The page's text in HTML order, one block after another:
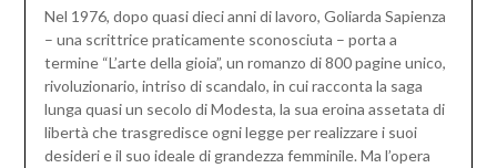
Nel 1976, dopo quasi dieci anni di lavoro, Goliarda Sapienza
– una scrittrice praticamente sconosciuta – porta a
termine “L’arte della gioia”, un romanzo di 800 pagine unico,
rivoluzionario, intriso di scandalo, in cui racconta la saga
lunga quasi un secolo di Modesta, la sua eroina assetata di
libertà che trasgredisce ogni legge per realizzare i suoi
desideri e il suo ideale di grandezza femminile. Ma l’opera